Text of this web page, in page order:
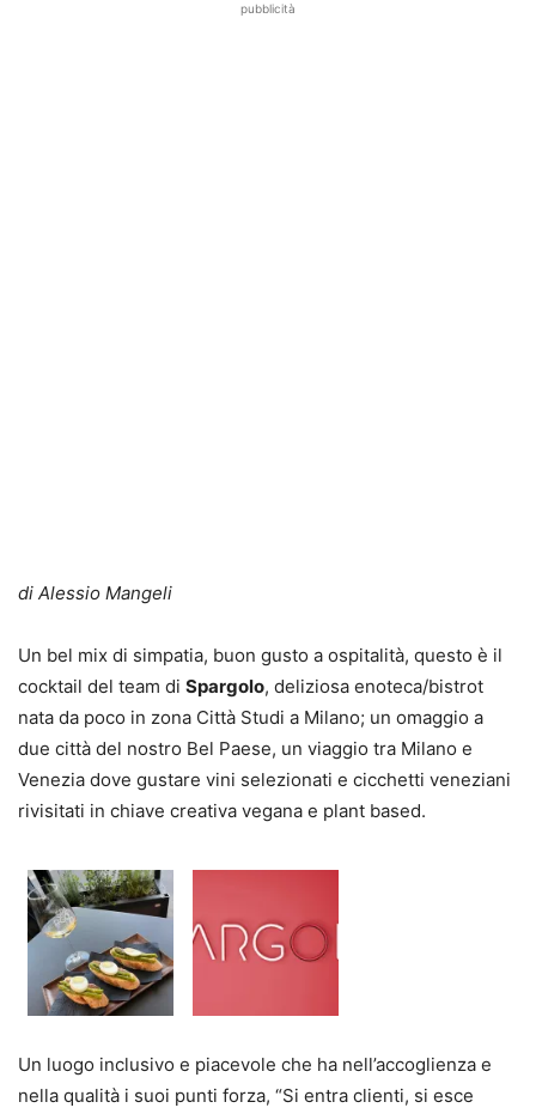
pubblicità
di Alessio Mangeli
Un bel mix di simpatia, buon gusto a ospitalità, questo è il
cocktail del team di Spargolo, deliziosa enoteca/bistrot
nata da poco in zona Città Studi a Milano; un omaggio a
due città del nostro Bel Paese, un viaggio tra Milano e
Venezia dove gustare vini selezionati e cicchetti veneziani
rivisitati in chiave creativa vegana e plant based.
Un luogo inclusivo e piacevole che ha nell’accoglienza e
nella qualità i suoi punti forza, “Si entra clienti, si esce